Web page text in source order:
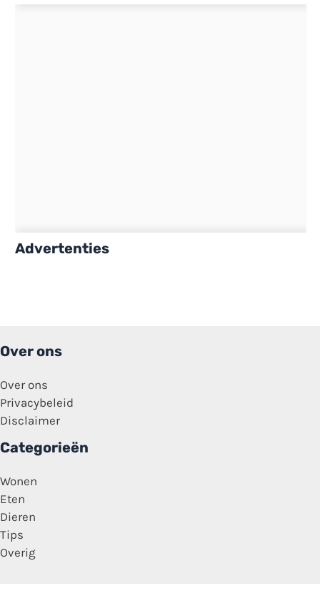
Advertenties
Over ons
Over ons
Privacybeleid
Disclaimer
Categorieën
Wonen
Eten
Dieren
Tips
Overig